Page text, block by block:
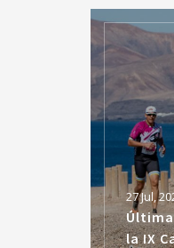
27 Jul,
la IX